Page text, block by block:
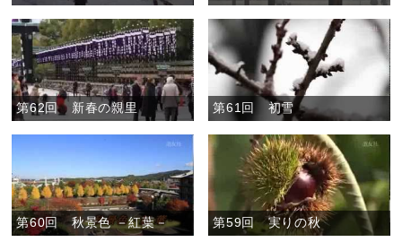
第62回 新春の親里 第61回 初雪
第60回 秋景色 －紅葉－ 第59回 実りの秋